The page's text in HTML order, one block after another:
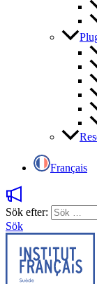
Français
Sök efter:
Sök